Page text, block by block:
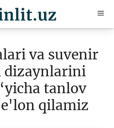
va suvenir
dizaynlarini
tanlov
qilamiz